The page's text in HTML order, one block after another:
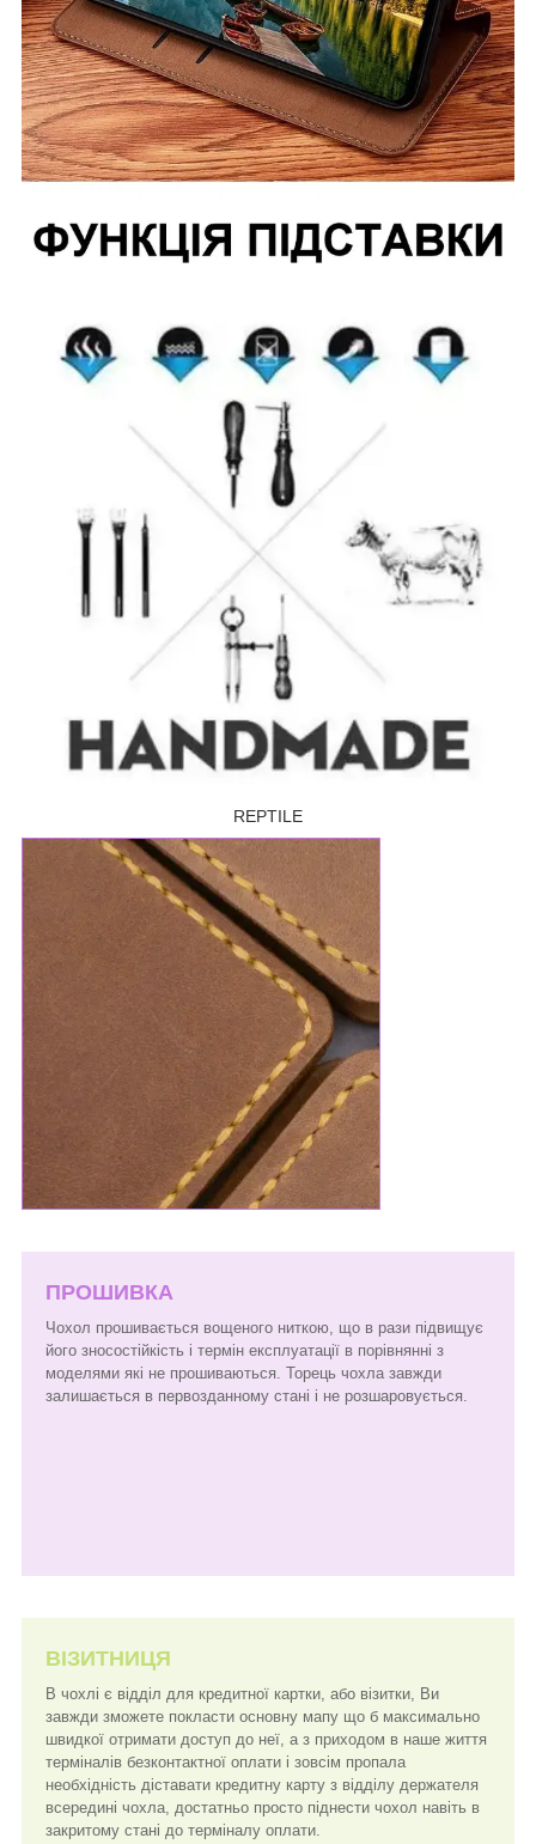
ПРОШИВКА
Чохол прошивається вощеного ниткою, що в рази підвищує
його зносостійкість і термін експлуатації в порівнянні з
моделями які не прошиваються. Торець чохла завжди
залишається в первозданному стані і не розшаровується.
ВІЗИТНИЦЯ
В чохлі є відділ для кредитної картки, або візитки, Ви
завжди зможете покласти основну мапу що б максимально
швидкої отримати доступ до неї, а з приходом в наше життя
терміналів безконтактної оплати і зовсім пропала
необхідність діставати кредитну карту з відділу держателя
всередині чохла, достатньо просто піднести чохол навіть в
закритому стані до терміналу оплати.
REPTILE